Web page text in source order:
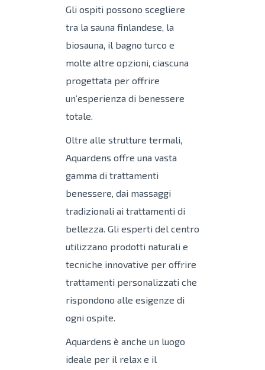
Gli ospiti possono scegliere
tra la sauna finlandese, la
biosauna, il bagno turco e
molte altre opzioni, ciascuna
progettata per offrire
un’esperienza di benessere
totale.
Oltre alle strutture termali,
Aquardens offre una vasta
gamma di trattamenti
benessere, dai massaggi
tradizionali ai trattamenti di
bellezza. Gli esperti del centro
utilizzano prodotti naturali e
tecniche innovative per offrire
trattamenti personalizzati che
rispondono alle esigenze di
ogni ospite.
Aquardens è anche un luogo
ideale per il relax e il